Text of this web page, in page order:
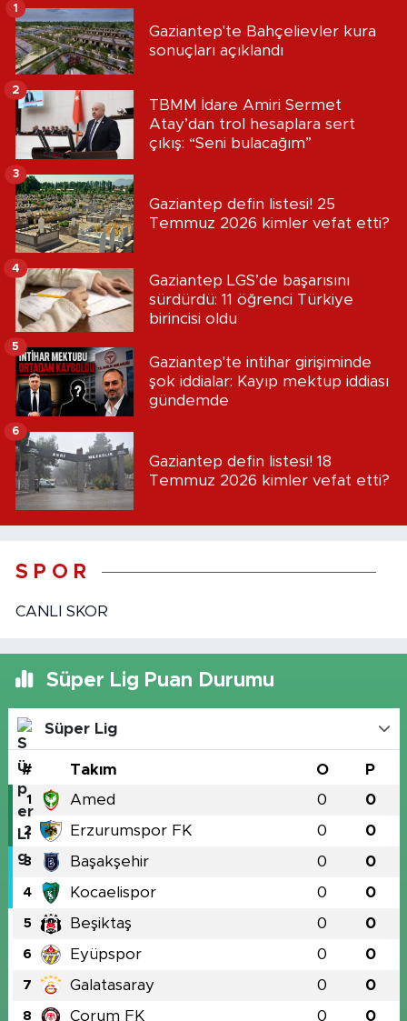
Gaziantep'te Bahçelievler kura
sonuçları açıklandı
1
TBMM İdare Amiri Sermet
Atay’dan trol hesaplara sert
çıkış: “Seni bulacağım”
2
Gaziantep defin listesi! 25
Temmuz 2026 kimler vefat etti?
3
Gaziantep LGS’de başarısını
sürdürdü: 11 öğrenci Türkiye
birincisi oldu
4
Gaziantep'te intihar girişiminde
şok iddialar: Kayıp mektup iddiası
gündemde
5
Gaziantep defin listesi! 18
Temmuz 2026 kimler vefat etti?
6
S P O R
CANLI SKOR
Süper Lig Puan Durumu
Süper Lig
# Takım O P
1 Amed 0 0
2 Erzurumspor FK 0 0
3 Başakşehir 0 0
4 Kocaelispor 0 0
5 Beşiktaş 0 0
6 Eyüpspor 0 0
7 Galatasaray 0 0
8 Çorum FK 0 0